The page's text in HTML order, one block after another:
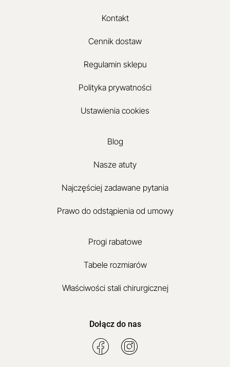
Kontakt
Cennik dostaw
Regulamin sklepu
Polityka prywatności
Ustawienia cookies
Blog
Nasze atuty
Najczęściej zadawane pytania
Prawo do odstąpienia od umowy
Progi rabatowe
Tabele rozmiarów
Właściwości stali chirurgicznej
Dołącz do nas